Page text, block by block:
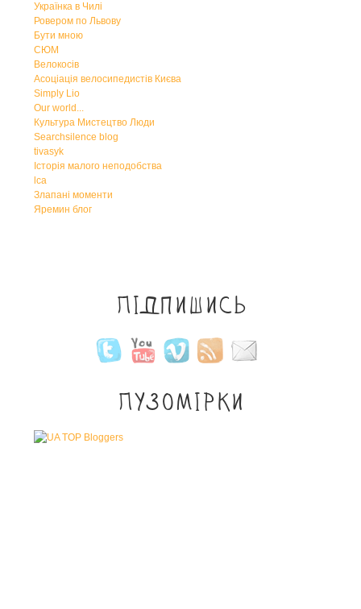
Українка в Чилі
Ровером по Львову
Бути мною
СЮМ
Велокосів
Асоціація велосипедистів Києва
Simply Lio
Our world...
Культура Мистецтво Люди
Searchsilence blog
tivasyk
Історія малого неподобства
lca
Злапані моменти
Яремин блог
Підпишись
Пузомірки